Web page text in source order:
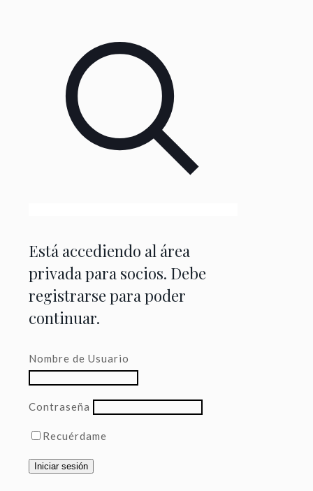
Está accediendo al área
privada para socios. Debe
registrarse para poder
continuar.
Nombre de Usuario
Contraseña
Recuérdame